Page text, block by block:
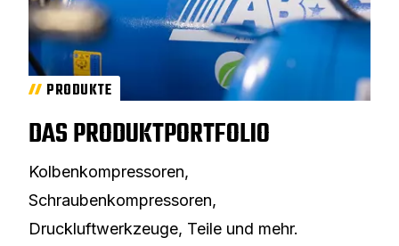
PRODUKTE
DAS PRODUKTPORTFOLIO
Kolbenkompressoren,
Schraubenkompressoren,
Druckluftwerkzeuge, Teile und mehr.